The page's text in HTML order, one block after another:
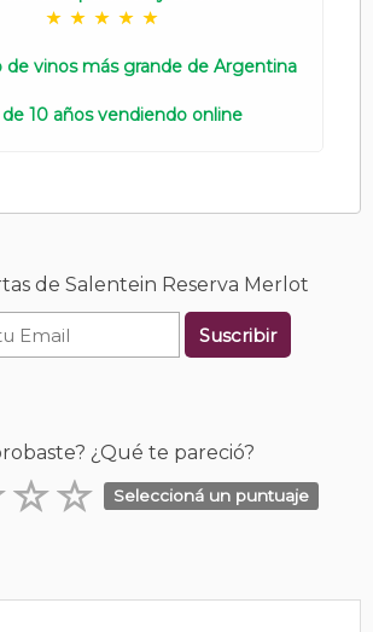
de vinos más grande de Argentina
de 10 años vendiendo online
de Salentein Reserva Merlot
Suscribir
¿Qué te pareció?
Seleccioná un puntuaje